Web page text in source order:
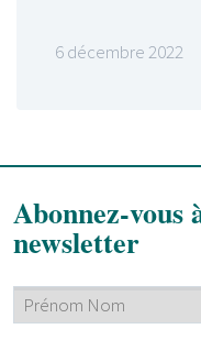
6 décembre 2022
Abonnez-vous
newsletter